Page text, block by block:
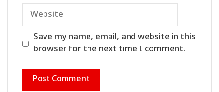
Website
Save my name, email, and website in this
browser for the next time I comment.